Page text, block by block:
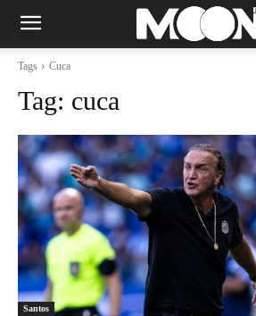
Tags Cuca
Tag: cuca
Santos